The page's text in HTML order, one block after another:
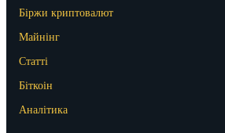
Біржи криптовалют
Майнінг
Статті
Біткоін
Аналітика